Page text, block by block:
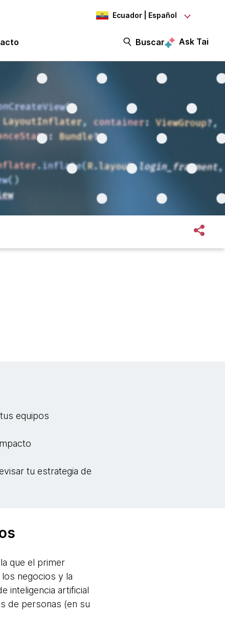
Ecuador | Español
Buscar Ask Tai
equipos
tu estrategia de
que el primer
negocios y la
inteligencia artificial
de personas (en su